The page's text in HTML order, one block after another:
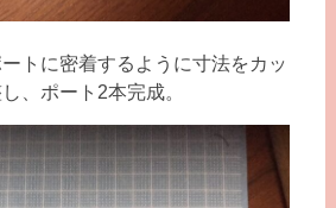
トに密着するように寸法をカッ
、ポート2本完成。